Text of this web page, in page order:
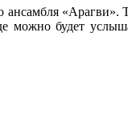
ансамбля
будет